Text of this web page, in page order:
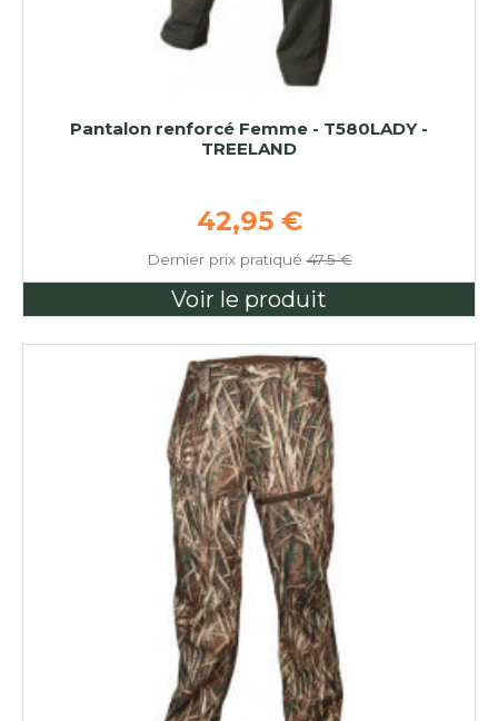
Pantalon renforcé Femme - T580LADY -
TREELAND
Prix de base
42,95 €
Dernier prix pratiqué47.5 €
Voir le produit